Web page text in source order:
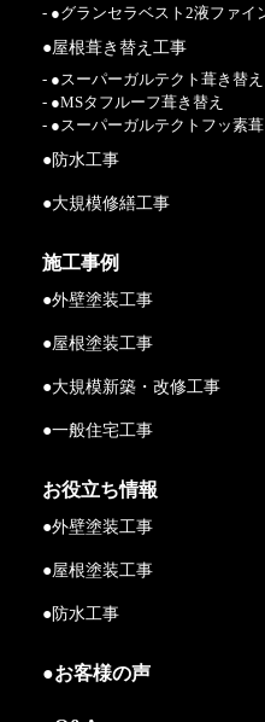
- ●グランセラベスト2液ファイ
●屋根葺き替え工事
- ●スーパーガルテクト葺き替え
- ●MSタフルーフ葺き替え
- ●スーパーガルテクトフッ素葺
●防水工事
●大規模修繕工事
施工事例
●外壁塗装工事
●屋根塗装工事
●大規模新築・改修工事
●一般住宅工事
お役立ち情報
●外壁塗装工事
●屋根塗装工事
●防水工事
●お客様の声